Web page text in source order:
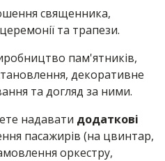
священника,
та трапези.
пам'ятників,
декоративне
та догляд за ними.
надавати додаткові
пасажирів (на цвинтар,
оркестру,